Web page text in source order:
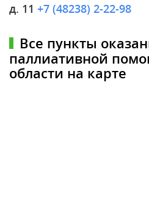
д. 11 +7 (48238) 2-22-98
Все пункты
паллиативной
области на карте